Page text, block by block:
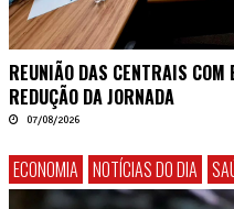
REUNIÃO DAS CENTRAIS COM
REDUÇÃO DA JORNADA
07/08/2026
ECONOMIA NOTÍCIAS DO DIA